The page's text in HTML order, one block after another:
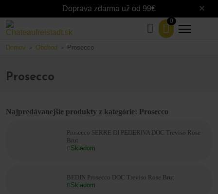
Doprava zdarma už od 99€
0
Domov > Obchod > Prosecco
Prosecco
Najpredávanejšie produkty z kategórie: Prosecco
Prosecco SERRE DI PEDERIVA DOC Treviso Rose
Brut
Skladom
BEDIN Prosecco DOC Treviso Rose Brut
Skladom